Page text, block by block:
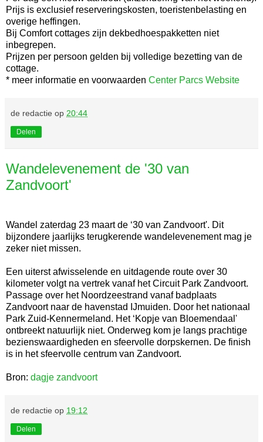
Prijs is exclusief reserveringskosten, toeristenbelasting en
overige heffingen.
Bij Comfort cottages zijn dekbedhoespakketten niet
inbegrepen.
Prijzen per persoon gelden bij volledige bezetting van de
cottage.
* meer informatie en voorwaarden Center Parcs Website
de redactie op 20:44
Delen
Wandelevenement de '30 van
Zandvoort'
Wandel zaterdag 23 maart de ‘30 van Zandvoort'. Dit
bijzondere jaarlijks terugkerende wandelevenement mag je
zeker niet missen.
Een uiterst afwisselende en uitdagende route over 30
kilometer volgt na vertrek vanaf het Circuit Park Zandvoort.
Passage over het Noordzeestrand vanaf badplaats
Zandvoort naar de havenstad IJmuiden. Door het nationaal
Park Zuid-Kennermeland. Het ‘Kopje van Bloemendaal'
ontbreekt natuurlijk niet. Onderweg kom je langs prachtige
bezienswaardigheden en sfeervolle dorpskernen. De finish
is in het sfeervolle centrum van Zandvoort.
Bron: dagje zandvoort
de redactie op 19:12
Delen